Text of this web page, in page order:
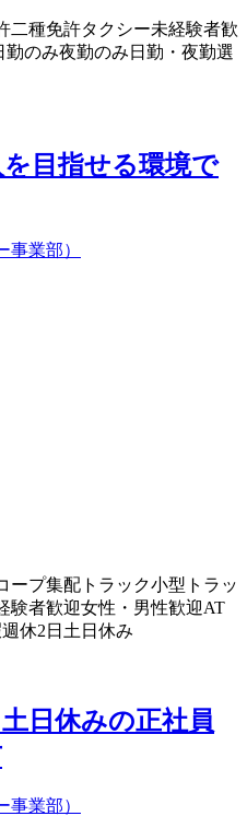
二種免許タクシー未経験者歓
勤のみ夜勤のみ 日勤・夜勤選
目指せる環境で
業部）
ープ集配 トラック小型トラッ
験者歓迎女性・男性歓迎AT
週休2日 土日休み
日休みの正社員
業部）